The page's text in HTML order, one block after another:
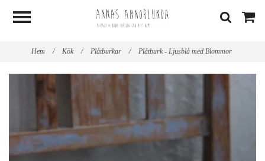
Hem / Kök / Plåtburkar / Plåtburk - Ljusblå med Blommor